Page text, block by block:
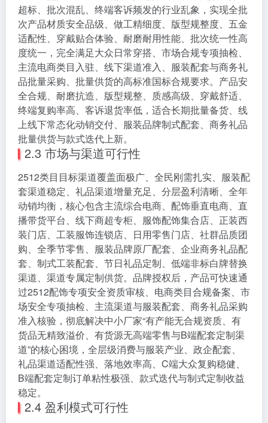
超标、批次混乱、终端客诉频发的行业乱象，实现全批
次产品材质安全品级、做工精细度、版型规整度、五金
适配性、穿戴贴合体验、耐磨耐用性能、批次统一性高
度统一，完全满足大众日常穿搭、市场合规专项抽检、
主流电商类目入驻、线下渠道准入、服装配套与商务礼
品批量采购、批量供货的高标准国标合规要求。产品安
全合规、耐磨抗造、版型规整、质感高级、穿戴舒适、
终端复购率高、客诉退货率低，适合长期批量备货、线
上线下常态化动销交付、服装品牌制式配套、商务礼品
批量供货与款式迭代上新。
2.3 市场与渠道可行性
2512类目目标渠道覆盖面极广、全民刚需扎实、服装配
套渠道稳定、礼品渠道增量充足、分层盈利清晰、全年
动销均衡，核心包含主流综合电商、配饰垂直电商、直
播带货平台、线下商超专柜、服饰配饰集合店、正装西
装门店、工装服饰连锁店、日用零售门店、社群品质团
购、全季节零售、服装品牌原厂配套、企业商务礼品配
套、制式工装配套、节日礼品定制、低端非标白牌替换
渠道、渠道专属定制供货。品牌授权后，产品可快速通
过2512配饰专项安全资质审核、电商类目合规备案、市
场安全专项抽检、主流渠道与服装配套、商务礼品采购
准入核验，彻底解决中小厂家“有产能无合规资质、有
货品无精致溢价、有货源无高端零售与B端配套定制渠
道”的核心困境，全层级消费与服装产业、政企配套、
礼品渠道适配性强、落地效率高、C端大众复购稳健、
B端配套定制订单粘性极强、款式迭代与制式定制收益
稳定。
2.4 盈利模式可行性